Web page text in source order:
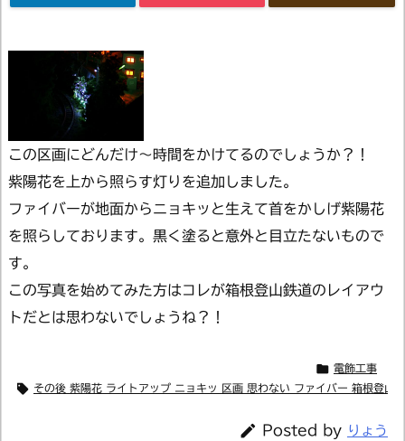
この区画にどんだけ～時間をかけてるのでしょうか？！
紫陽花を上から照らす灯りを追加しました。
ファイバーが地面からニョキッと生えて首をかしげ紫陽花
を照らしております。黒く塗ると意外と目立たないもので
す。
この写真を始めてみた方はコレが箱根登山鉄道のレイアウ
トだとは思わないでしょうね？！
 電飾工事
 その後 紫陽花 ライトアップ ニョキッ 区画 思わない ファイバー 箱根登山
 Posted by りょう